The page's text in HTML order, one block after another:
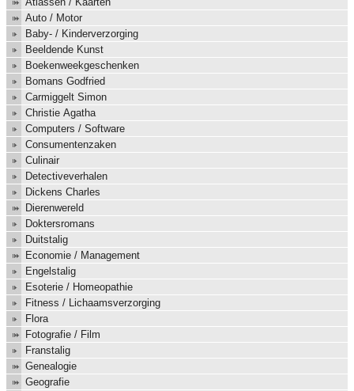
Auto / Motor
Baby- / Kinderverzorging
Beeldende Kunst
Boekenweekgeschenken
Bomans Godfried
Carmiggelt Simon
Christie Agatha
Computers / Software
Consumentenzaken
Culinair
Detectiveverhalen
Dickens Charles
Dierenwereld
Doktersromans
Duitstalig
Economie / Management
Engelstalig
Esoterie / Homeopathie
Fitness / Lichaamsverzorging
Flora
Fotografie / Film
Franstalig
Genealogie
Geografie